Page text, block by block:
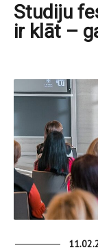
Studiju
ir klāt –